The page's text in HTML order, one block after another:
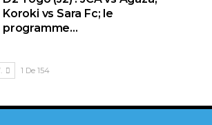
Koroki vs Sara Fc; le
programme…
1 De 154